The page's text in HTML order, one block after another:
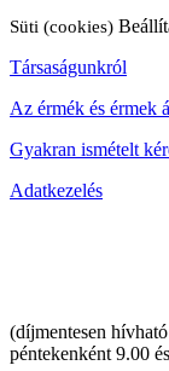
Süti (cookies)
Társaságunkról
Az érmék és érmek
Gyakran ismételt
Adatkezelés
(díjmentesen
péntekenként 9.00